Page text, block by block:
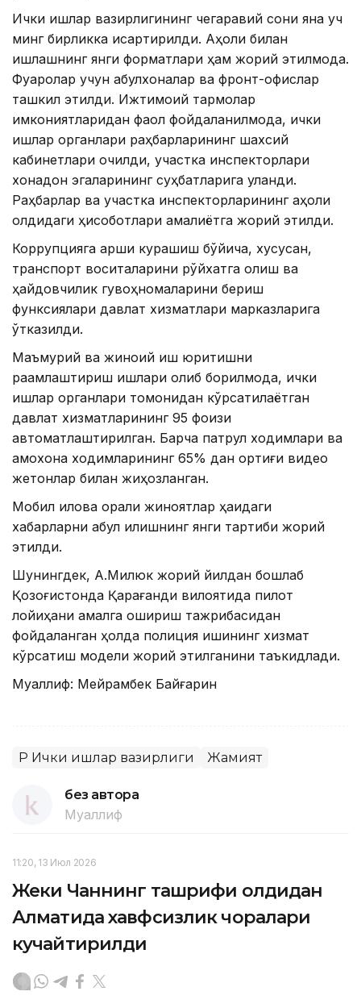
Ички ишлар вазирлигининг чегаравий сони яна уч
минг бирликка қисқартирилди. Аҳоли билан
ишлашнинг янги форматлари ҳам жорий этилмоқда.
Фуқаролар учун қабулхоналар ва фронт-офислар
ташкил этилди. Ижтимоий тармоқлар
имкониятларидан фаол фойдаланилмоқда, ички
ишлар органлари раҳбарларининг шахсий
кабинетлари очилди, участка инспекторлари
хонадон эгаларининг суҳбатларига уланди.
Раҳбарлар ва участка инспекторларининг аҳоли
олдидаги ҳисоботлари амалиётга жорий этилди.
Коррупцияга қарши курашиш бўйича, хусусан,
транспорт воситаларини рўйхатга олиш ва
ҳайдовчилик гувоҳномаларини бериш
функсиялари давлат хизматлари марказларига
ўтказилди.
Маъмурий ва жиноий иш юритишни
рақамлаштириш ишлари олиб борилмоқда, ички
ишлар органлари томонидан кўрсатилаётган
давлат хизматларининг 95 фоизи
автоматлаштирилган. Барча патрул ходимлари ва
қамоқхона ходимларининг 65% дан ортиғи видео
жетонлар билан жиҳозланган.
Мобил илова орқали жиноятлар ҳақидаги
хабарларни қабул қилишнинг янги тартиби жорий
этилди.
Шунингдек, А.Милюк жорий йилдан бошлаб
Қозоғистонда Қарағанди вилоятида пилот
лойиҳани амалга ошириш тажрибасидан
фойдаланган ҳолда полиция ишининг хизмат
кўрсатиш модели жорий этилганини таъкидлади.
Муаллиф: Мейрамбек Байғарин
ҚР Ички ишлар вазирлиги Жамият
без автора
Муаллиф
11:20, 13 Июл 2026
Жеки Чаннинг ташрифи олдидан
Алматида хавфсизлик чоралари
кучайтирилди